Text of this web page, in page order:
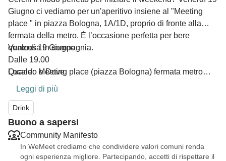
Giugno ci vediamo per un'aperitivo insiene al "Meeting
place " in piazza Bologna, 1A/1D, proprio di fronte alla
fermata della metro. È l’occasione perfetta per bere
qualcosa in compagnia.
​Quando e Dove
Venerdì 19 Giugno
Dalle 19.00
Locale: Meeting place (piazza Bologna) fermata metro
Bologna
​🍹 Drink & Food
Vieni a goderti l’inizio dell’estate e a conoscere nuovi
probabili compagni di viaggio!
🍹 Ingresso libero (paghi solo ciò che prendi)
Leggi di più
Drink
Buono a sapersi
Community Manifesto
In WeMeet crediamo che condividere valori comuni renda
ogni esperienza migliore. Partecipando, accetti di rispettare il